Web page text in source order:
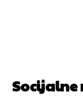
Socijalne